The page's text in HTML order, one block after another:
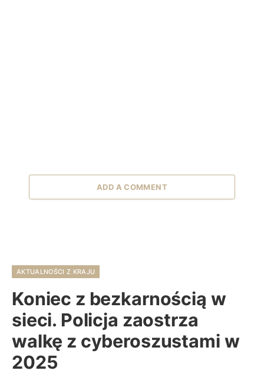
ADD A COMMENT
AKTUALNOŚCI Z KRAJU
Koniec z bezkarnością w
sieci. Policja zaostrza
walkę z cyberoszustami w
2025